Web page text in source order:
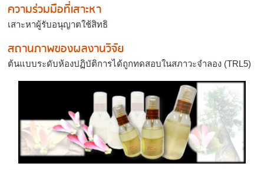
ความร่วมมือที่เสาะหา
เสาะหาผู้รับอนุญาตใช้สิทธิ
สถานภาพของผลงานวิจัย
ต้นแบบระดับห้องปฏิบัติการได้ถูกทดสอบในสภาวะจำลอง (TRL5)